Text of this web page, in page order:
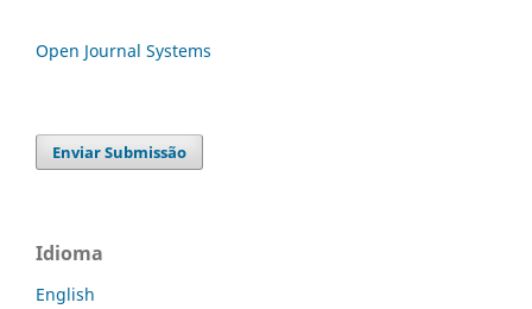
Open Journal Systems
Enviar Submissão
Idioma
English